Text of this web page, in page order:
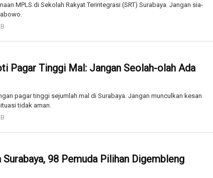
MPLS di Sekolah Rakyat Terintegrasi (SRT) Surabaya. Jangan sia-
Pagar Tinggi Mal: Jangan Seolah-olah Ada
pagar tinggi sejumlah mal di Surabaya. Jangan munculkan kesan
tidak aman.
98 Pemuda Pilihan Digembleng